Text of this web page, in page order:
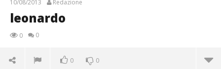
10/08/2013 Redazione
leonardo
0 0
0 0